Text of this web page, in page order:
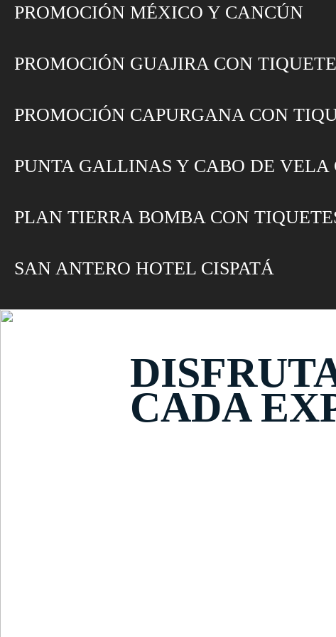
PROMOCIÓN MÉXICO Y CANCÚN
PROMOCIÓN GUAJIRA CON
PROMOCIÓN CAPURGANA CON
PUNTA GALLINAS Y CABO DE VELA
PLAN TIERRA BOMBA CON
SAN ANTERO HOTEL CISPATÁ
CADA